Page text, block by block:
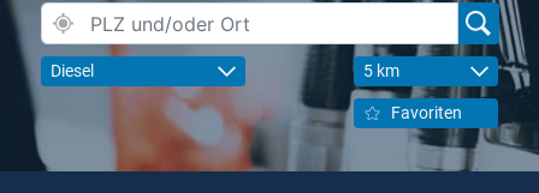
Diesel 5 km
Favoriten